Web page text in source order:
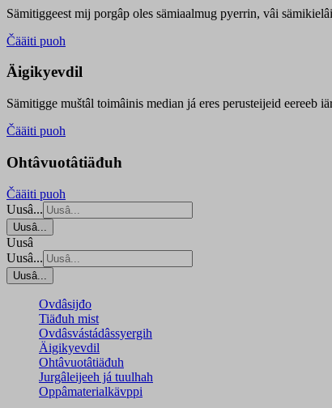
Sämitiggeest mij porgâp oles sämiaalmug pyerrin, vâi
Čääiti puoh
Äigikyevdil
Sämitigge muštâl toimâinis median já eres perusteijeid eereeb
Čääiti puoh
Ohtâvuotâtiäđuh
Čääiti puoh
Uusâ...
Uusâ...
Uusâ
Uusâ...
Uusâ...
Ovdâsijđo
Tiäđuh mist
Ovdâsvástádâssyergih
Äigikyevdil
Ohtâvuotâtiäđuh
Jurgâleijeeh já tuulhah
Oppâmaterialkävppi